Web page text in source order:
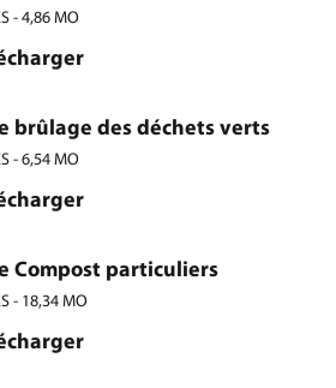
- 4,86 MO
brûlage des déchets verts
- 6,54 MO
Compost particuliers
- 18,34 MO